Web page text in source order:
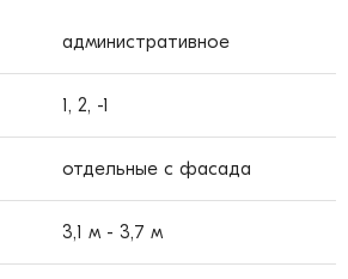
административное
1, 2, -1
отдельные с фасада
3,1 м - 3,7 м